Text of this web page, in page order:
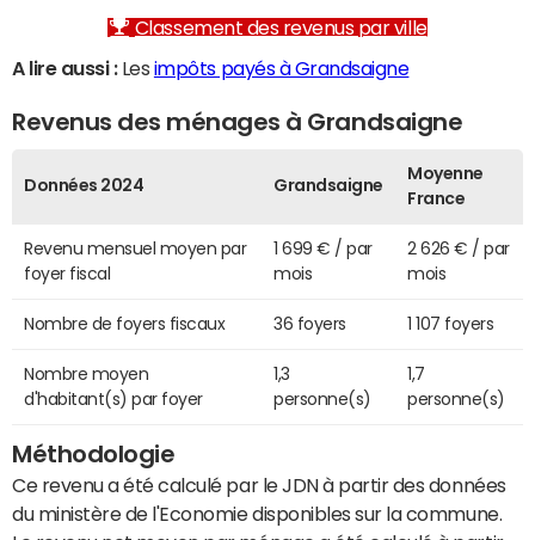
Classement des revenus par ville
A lire aussi :Les impôts payés à Grandsaigne
Revenus des ménages à Grandsaigne
Données 2024 Grandsaigne
Moyenne
France
Revenu mensuel moyen par
foyer fiscal
1 699 € / par
mois
2 626 € / par
mois
Nombre de foyers fiscaux 36 foyers 1 107 foyers
Nombre moyen
d'habitant(s) par foyer
1,3
personne(s)
1,7
personne(s)
Méthodologie
Ce revenu a été calculé par le JDN à partir des données
du ministère de l'Economie disponibles sur la commune.